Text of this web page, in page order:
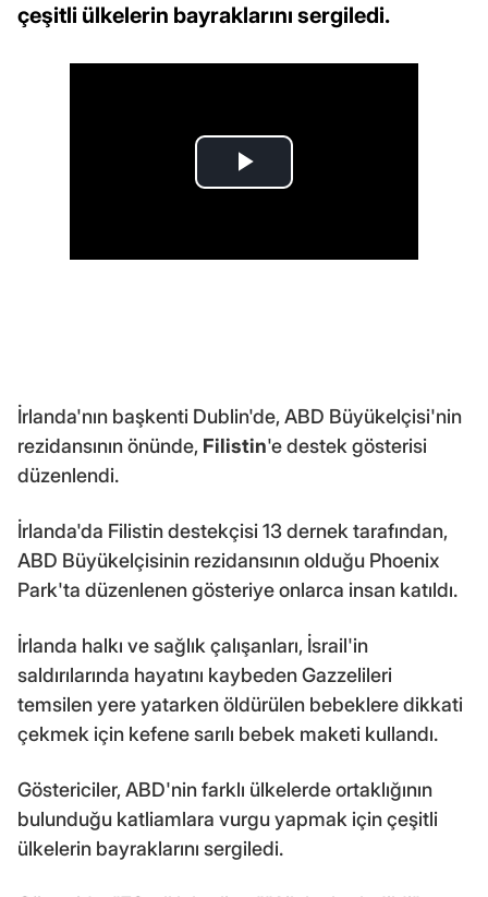
çeşitli ülkelerin bayraklarını sergiledi.
İrlanda'nın başkenti Dublin'de, ABD Büyükelçisi'nin
rezidansının önünde, Filistin'e destek gösterisi
düzenlendi.
İrlanda'da Filistin destekçisi 13 dernek tarafından,
ABD Büyükelçisinin rezidansının olduğu Phoenix
Park'ta düzenlenen gösteriye onlarca insan katıldı.
İrlanda halkı ve sağlık çalışanları, İsrail'in
saldırılarında hayatını kaybeden Gazzelileri
temsilen yere yatarken öldürülen bebeklere dikkati
çekmek için kefene sarılı bebek maketi kullandı.
Göstericiler, ABD'nin farklı ülkelerde ortaklığının
bulunduğu katliamlara vurgu yapmak için çeşitli
ülkelerin bayraklarını sergiledi.